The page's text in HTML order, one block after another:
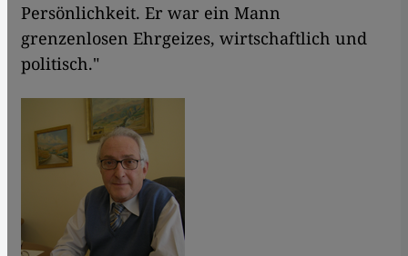
Persönlichkeit. Er war ein Mann
grenzenlosen Ehrgeizes, wirtschaftlich und
politisch."